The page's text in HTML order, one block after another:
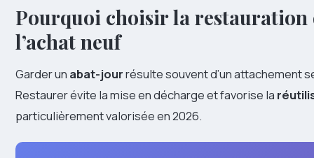
Pourquoi choisir la
l’achat neuf
Garder un abat-jourrésulte souvent d’un attachement
Restaurer évite la mise en décharge et favorise la
particulièrement valorisée en 2026.